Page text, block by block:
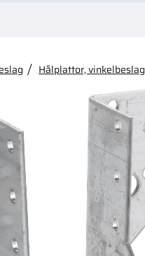
av dessa
Hålplattor,